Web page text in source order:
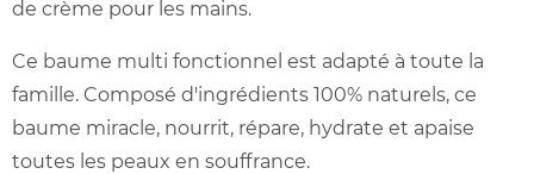
de crème pour les mains.
Ce baume multi fonctionnel est adapté à toute la
famille. Composé d'ingrédients 100% naturels, ce
baume miracle, nourrit, répare, hydrate et apaise
toutes les peaux en souffrance.